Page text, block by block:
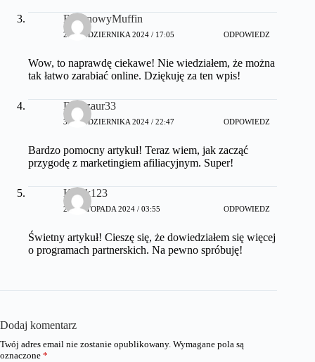
BananowyMuffin
26 PAŹDZIERNIKA 2024 / 17:05 ODPOWIEDZ
Wow, to naprawdę ciekawe! Nie wiedziałem, że można
tak łatwo zarabiać online. Dziękuję za ten wpis!
Dinozaur33
30 PAŹDZIERNIKA 2024 / 22:47 ODPOWIEDZ
Bardzo pomocny artykuł! Teraz wiem, jak zacząć
przygodę z marketingiem afiliacyjnym. Super!
Kotek123
22 LISTOPADA 2024 / 03:55 ODPOWIEDZ
Świetny artykuł! Cieszę się, że dowiedziałem się więcej
o programach partnerskich. Na pewno spróbuję!
Dodaj komentarz
Twój adres email nie zostanie opublikowany. Wymagane pola są
oznaczone *